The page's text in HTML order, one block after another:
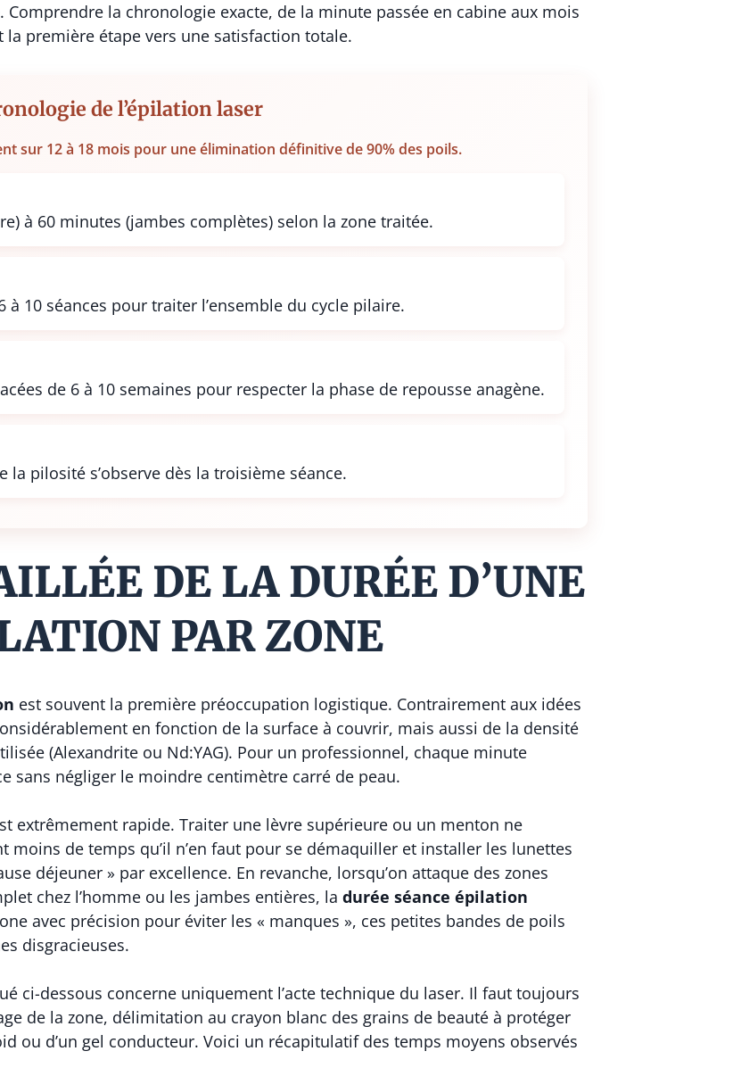
la chronologie exacte, de la minute passée en cabine aux mois
première étape vers une satisfaction totale.
de l’épilation laser
sur 12 à 18 mois pour une élimination définitive de 90% des poils.
à 60 minutes (jambes complètes) selon la zone traitée.
10 séances pour traiter l’ensemble du cycle pilaire.
de 6 à 10 semaines pour respecter la phase de repousse anagène.
pilosité s’observe dès la troisième séance.
DE LA DURÉE D’UNE
PAR ZONE
est souvent la première préoccupation logistique. Contrairement aux idées
en fonction de la surface à couvrir, mais aussi de la densité
(Alexandrite ou Nd:YAG). Pour un professionnel, chaque minute
sans négliger le moindre centimètre carré de peau.
extrêmement rapide. Traiter une lèvre supérieure ou un menton ne
de temps qu’il n’en faut pour se démaquiller et installer les lunettes
déjeuner » par excellence. En revanche, lorsqu’on attaque des zones
chez l’homme ou les jambes entières, la durée séance épilation
avec précision pour éviter les « manques », ces petites bandes de poils
disgracieuses.
ci-dessous concerne uniquement l’acte technique du laser. Il faut toujours
de la zone, délimitation au crayon blanc des grains de beauté à protéger
ou d’un gel conducteur. Voici un récapitulatif des temps moyens observés